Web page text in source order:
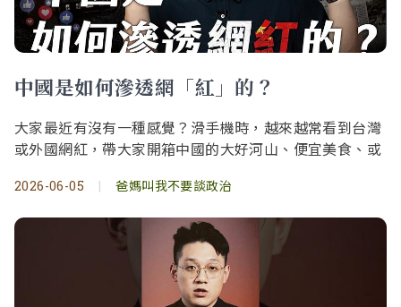
中國是如何滲透網「紅」的？
大家最近有沒有一種感覺？滑手機時，越來越常看到台灣
或外國網紅，帶大家開箱中國的大好河山、便宜美食、或
2026-06-05 | 爸媽叫我不要談政治